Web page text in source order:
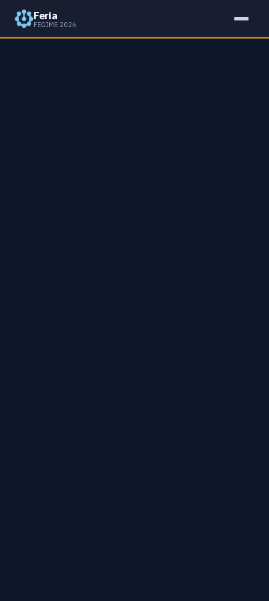
Feria
FEGIME 2026